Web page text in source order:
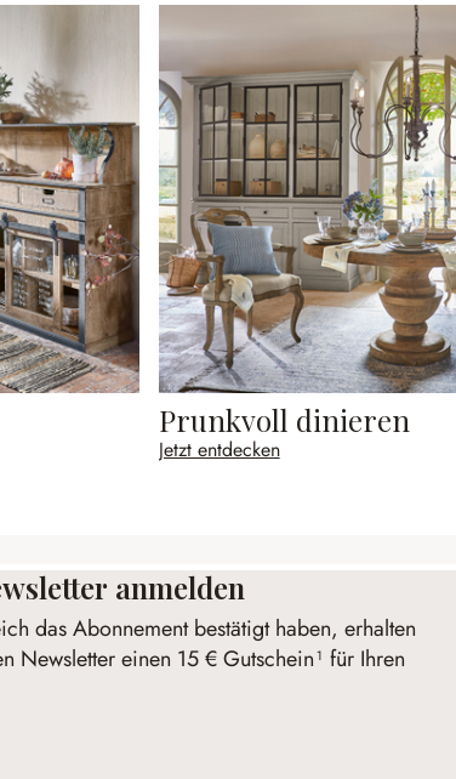
Prunkvoll dinieren
Jetzt entdecken
anmelden
das Abonnement bestätigt haben, erhalten
Newsletter einen 15 € Gutschein¹ für Ihren